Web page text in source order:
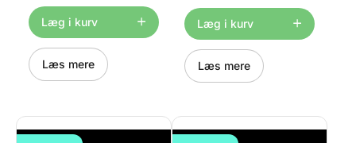
Læg i kurv
Læs mere
mere. Skal opbevares lufttæt
efter åbning, da det ellers
klumper. Indhold: 100 gram
fordelt i 5x 20g poser
Kornstørrelse: 0-1mm. Føres
også i 20g og 500g portioner
Læg i kurv
Læs mere